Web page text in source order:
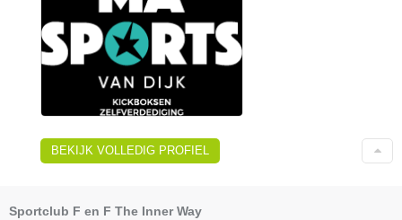
BEKIJK VOLLEDIG PROFIEL
Sportclub F en F The Inner Way